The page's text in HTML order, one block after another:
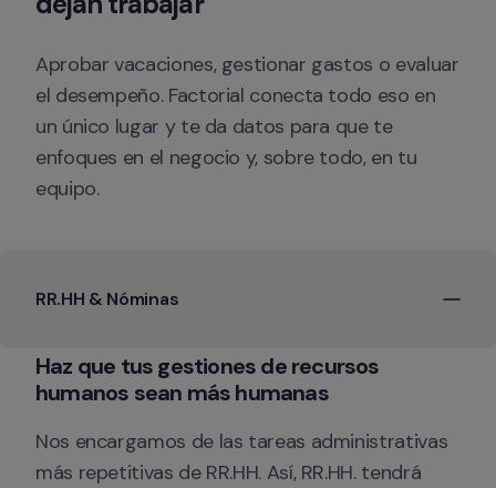
Aprobar vacaciones, gestionar gastos o evaluar
el desempeño. Factorial conecta todo eso en
un único lugar y te da datos para que te
enfoques en el negocio y, sobre todo, en tu
equipo.
RR.HH & Nóminas
Haz que tus gestiones de recursos
humanos sean más humanas
Nos encargamos de las tareas administrativas
más repetitivas de RR.HH. Así, RR.HH. tendrá